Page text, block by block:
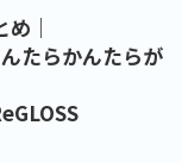
｜
たらかんたらが